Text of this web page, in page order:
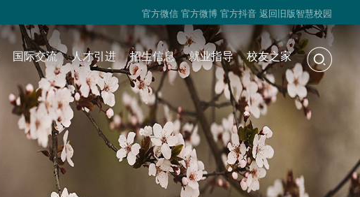
官方微信 官方微博 官方抖音 返回旧版智慧校园
国际交流 人才引进 招生信息 就业指导 校友之家